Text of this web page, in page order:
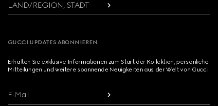
LAND/REGION, STADT
GUCCI UPDATES ABONNIEREN
Erhalten Sie exklusive Informationen zum Start der Kollektion, persönliche
Mitteilungen und weitere spannende Neuigkeiten aus der Welt von Gucci.
E-Mail